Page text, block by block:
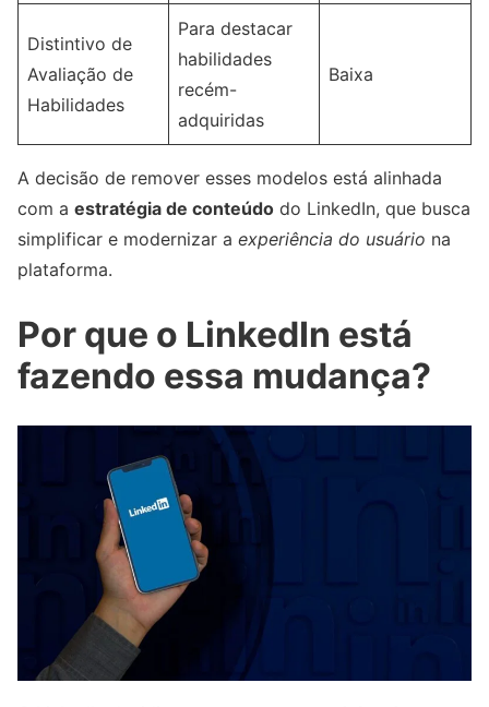
Distintivo de
Avaliação de
Habilidades
Para destacar
habilidades
recém-
adquiridas
Baixa
A decisão de remover esses modelos está alinhada
com a estratégia de conteúdo do LinkedIn, que busca
simplificar e modernizar a experiência do usuário na
plataforma.
Por que o LinkedIn está
fazendo essa mudança?